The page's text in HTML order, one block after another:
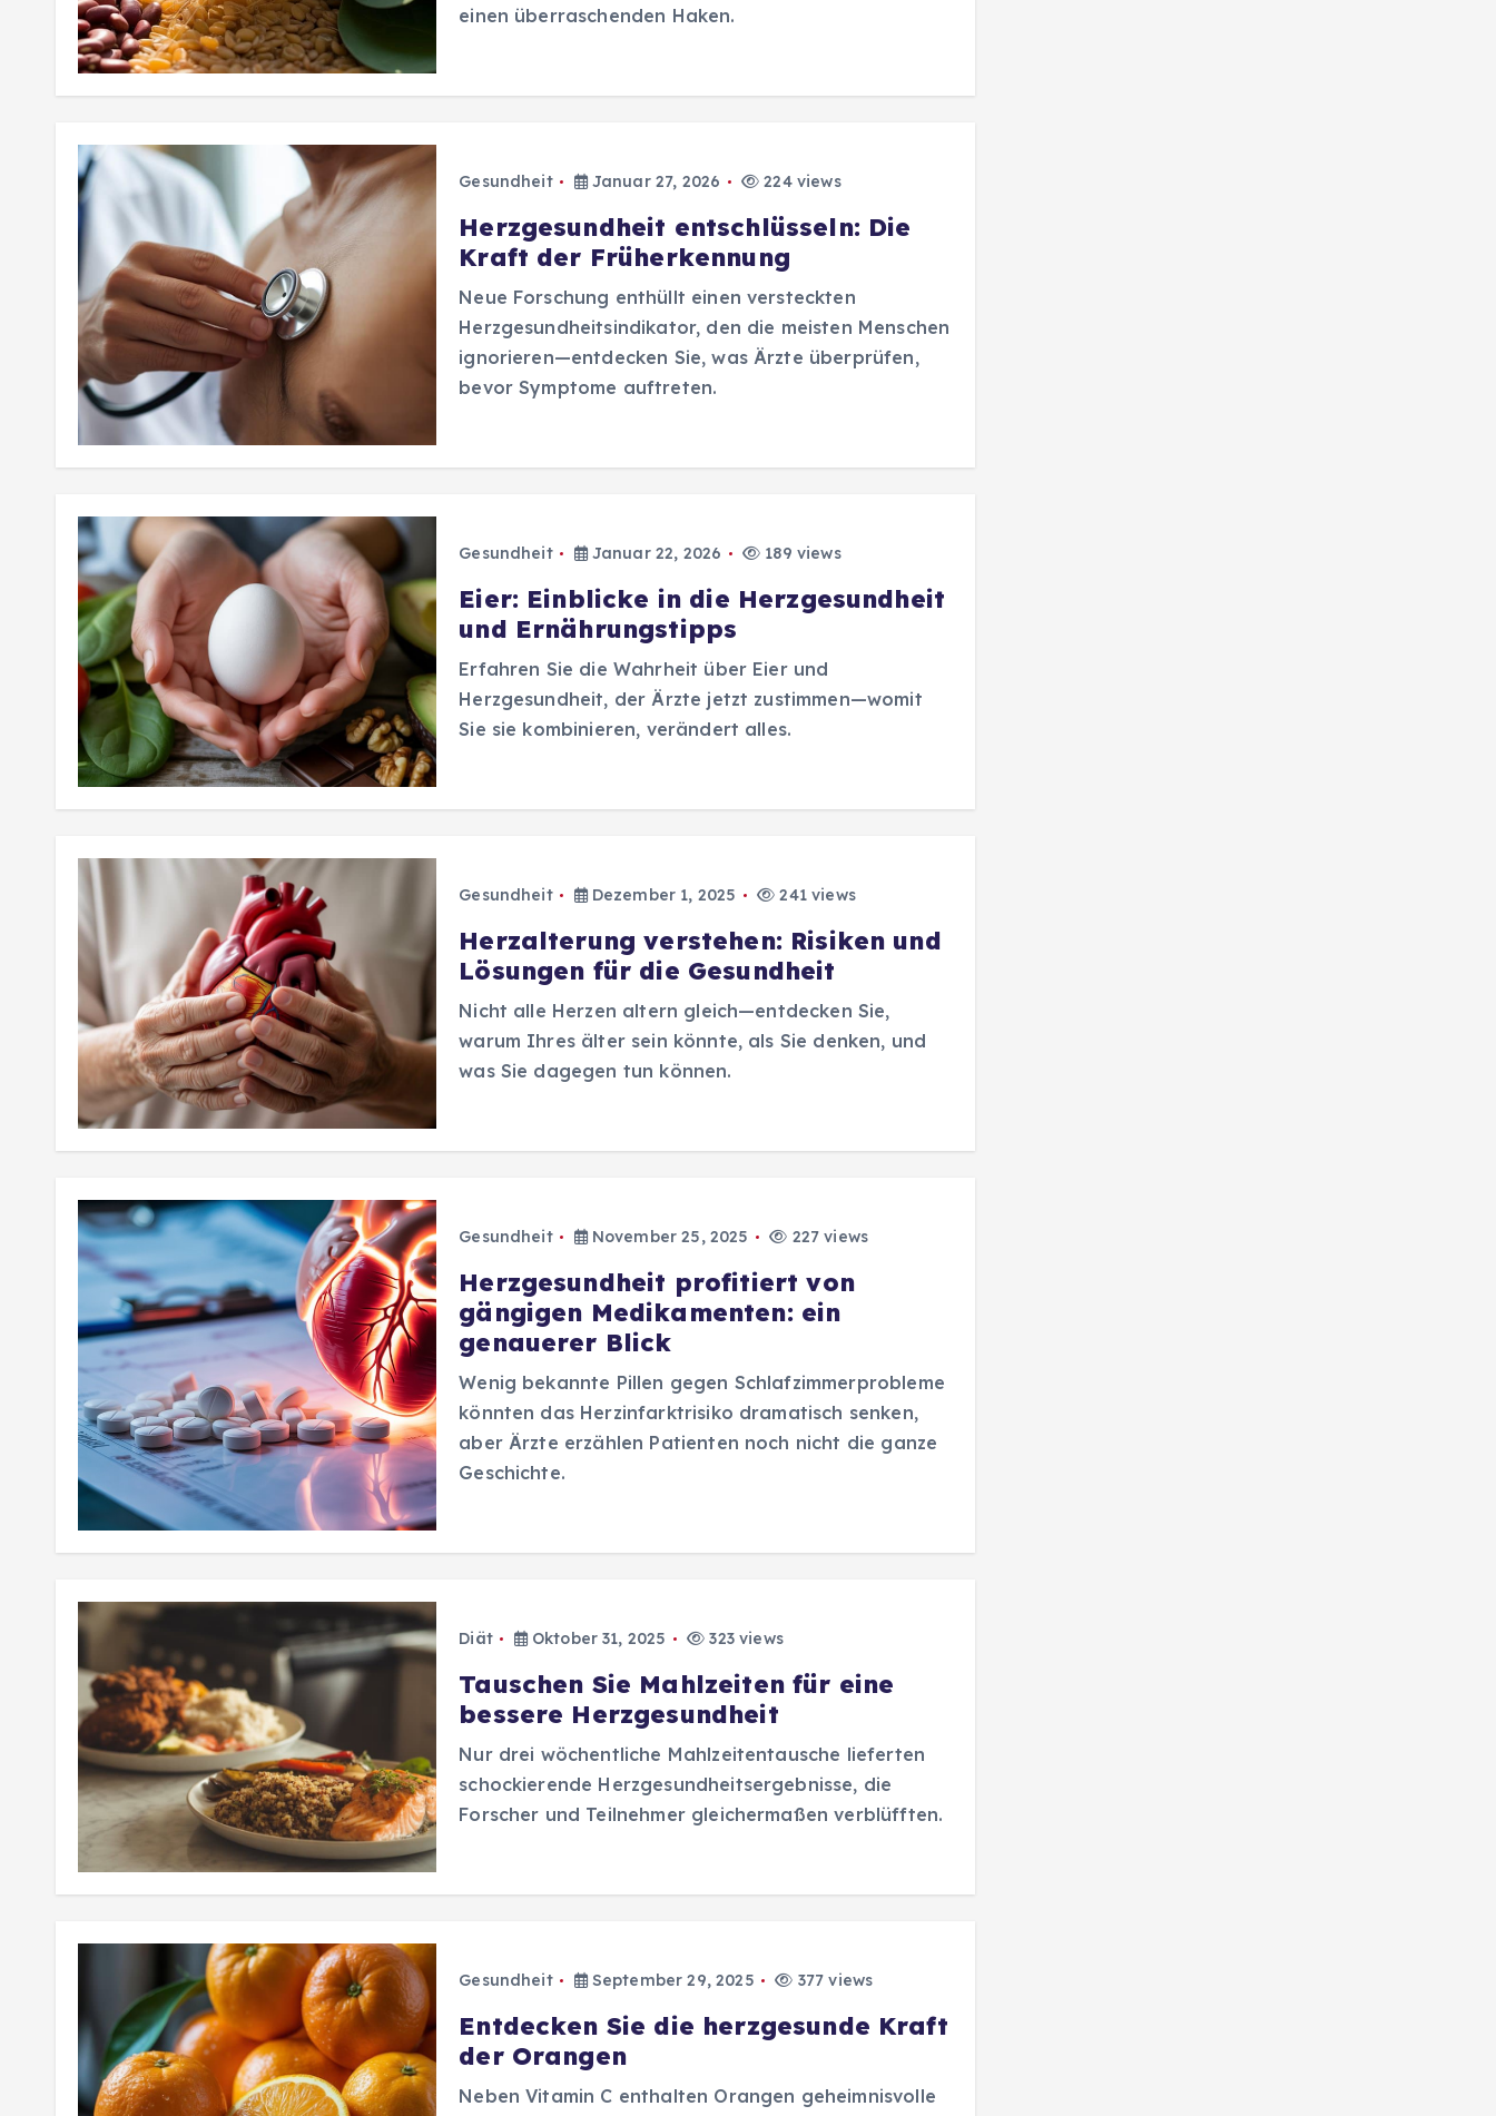
einen überraschenden Haken.
Gesundheit Januar 27, 2026 224 views
Herzgesundheit entschlüsseln: Die
Kraft der Früherkennung
Neue Forschung enthüllt einen versteckten
Herzgesundheitsindikator, den die meisten Menschen
ignorieren—entdecken Sie, was Ärzte überprüfen,
bevor Symptome auftreten.
Gesundheit Januar 22, 2026 189 views
Eier: Einblicke in die Herzgesundheit
und Ernährungstipps
Erfahren Sie die Wahrheit über Eier und
Herzgesundheit, der Ärzte jetzt zustimmen—womit
Sie sie kombinieren, verändert alles.
Gesundheit Dezember 1, 2025 241 views
Herzalterung verstehen: Risiken und
Lösungen für die Gesundheit
Nicht alle Herzen altern gleich—entdecken Sie,
warum Ihres älter sein könnte, als Sie denken, und
was Sie dagegen tun können.
Gesundheit November 25, 2025 227 views
Herzgesundheit profitiert von
gängigen Medikamenten: ein
genauerer Blick
Wenig bekannte Pillen gegen Schlafzimmerprobleme
könnten das Herzinfarktrisiko dramatisch senken,
aber Ärzte erzählen Patienten noch nicht die ganze
Geschichte.
Diät Oktober 31, 2025 323 views
Tauschen Sie Mahlzeiten für eine
bessere Herzgesundheit
Nur drei wöchentliche Mahlzeitentausche lieferten
schockierende Herzgesundheitsergebnisse, die
Forscher und Teilnehmer gleichermaßen verblüfften.
Gesundheit September 29, 2025 377 views
Entdecken Sie die herzgesunde Kraft
der Orangen
Neben Vitamin C enthalten Orangen geheimnisvolle